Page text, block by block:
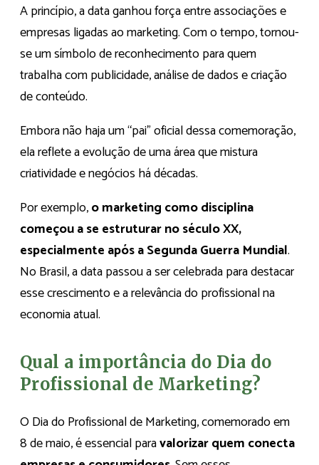
A princípio, a data ganhou força entre associações e
empresas ligadas ao marketing. Com o tempo, tornou-
se um símbolo de reconhecimento para quem
trabalha com publicidade, análise de dados e criação
de conteúdo.
Embora não haja um “pai” oficial dessa comemoração,
ela reflete a evolução de uma área que mistura
criatividade e negócios há décadas.
Por exemplo,o marketing como disciplina
começou a se estruturar no século XX,
especialmente após a Segunda Guerra Mundial.
No Brasil, a data passou a ser celebrada para destacar
esse crescimento e a relevância do profissional na
economia atual.
Qual a importância do Dia do
Profissional de Marketing?
O Dia do Profissional de Marketing, comemorado em
8 de maio, é essencial paravalorizar quem conecta